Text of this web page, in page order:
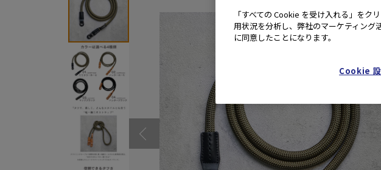
「すべての Cookie を受け入れる」をク
用状況を分析し、弊社のマーケティング
に同意したことになります。
Cookie